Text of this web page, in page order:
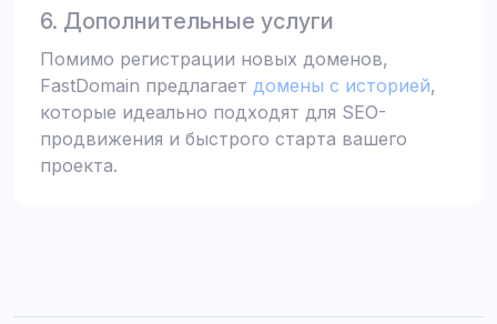
6. Дополнительные услуги
Помимо регистрации новых доменов,
FastDomain предлагает домены с историей,
которые идеально подходят для SEO-
продвижения и быстрого старта вашего
проекта.